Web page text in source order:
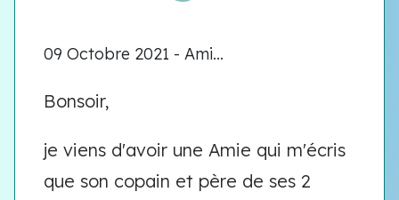
09 Octobre 2021 - Ami...
Bonsoir,
je viens d'avoir une Amie qui m'écris
que son copain et père de ses 2